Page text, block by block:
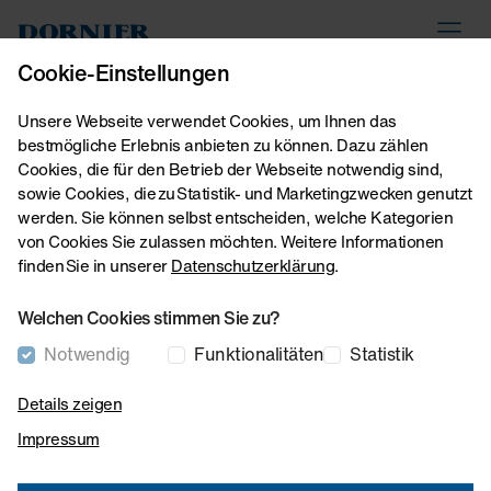
Home Über uns Peter-Dornier Stiftung
Peter Dornier-Stiftung
"Unser Bestreben ist und wird es sein, das
Werk am Puls der Zeit zu halten." Maja Dornier
Peter Dornier betrachtete Spenden lange als
private Angelegenheit, änderte dies jedoch
mit der Gründung der Peter Dornier Stiftung im
Jahr 1985 nach einer Auseinandersetzung mit
der Daimler-Benz AG. Die Stiftung verpflichtet
Cookie-Einstellungen
Unsere Webseite verwendet Cookies, um Ihnen das
bestmögliche Erlebnis anbieten zu können. Dazu zählen
Cookies, die für den Betrieb der Webseite notwendig sind,
sowie Cookies, die zu Statistik- und Marketingzwecken genutzt
werden. Sie können selbst entscheiden, welche Kategorien
von Cookies Sie zulassen möchten. Weitere Informationen
finden Sie in unsererDatenschutzerklärung.
Welchen Cookies stimmen Sie zu?
Notwendig
Funktionalitäten Statistik
Details zeigen
Impressum